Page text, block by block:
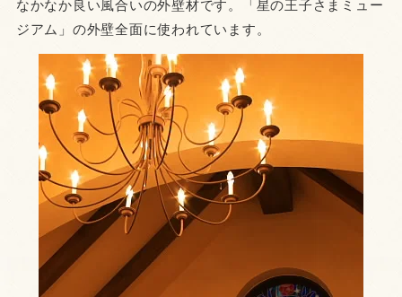
ジアム」の外壁全面に使われています。